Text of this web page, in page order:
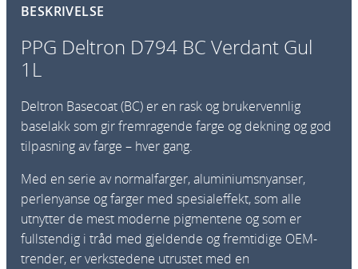
BESKRIVELSE
PPG Deltron D794 BC Verdant Gul
1L
Deltron Basecoat (BC) er en rask og brukervennlig
baselakk som gir fremragende farge og dekning og god
tilpasning av farge – hver gang.
Med en serie av normalfarger, aluminiumsnyanser,
perlenyanse og farger med spesialeffekt, som alle
utnytter de mest moderne pigmentene og som er
fullstendig i tråd med gjeldende og fremtidige OEM-
trender, er verkstedene utrustet med en